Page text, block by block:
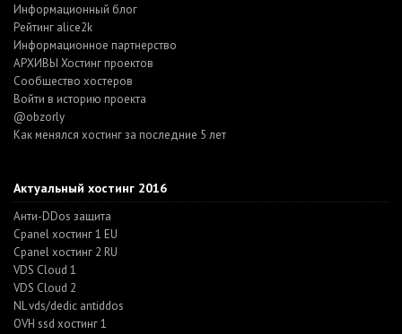
Информационный блог
Рейтинг alice2k
Информационное партнерство
АРХИВЫ Хостинг проектов
Cообщество хостеров
Войти в историю проекта
@obzorly
Как менялся хостинг за последние 5 лет
Актуальный хостинг 2016
Анти-DDos защита
Cpanel хостинг 1 EU
Cpanel хостинг 2 RU
VDS Cloud 1
VDS Cloud 2
NL vds/dedic antiddos
OVH ssd хостинг 1